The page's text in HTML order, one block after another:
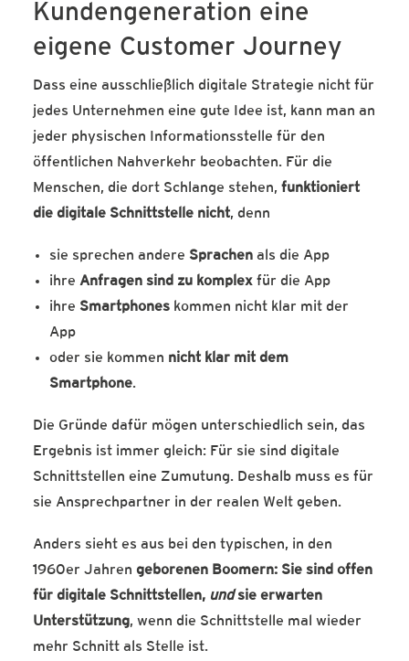
Kundengeneration eine
eigene Customer Journey
Dass eine ausschließlich digitale Strategie nicht für
jedes Unternehmen eine gute Idee ist, kann man an
jeder physischen Informationsstelle für den
öffentlichen Nahverkehr beobachten. Für die
Menschen, die dort Schlange stehen, funktioniert
die digitale Schnittstelle nicht, denn
sie sprechen andere Sprachen als die App
ihre Anfragen sind zu komplex für die App
ihre Smartphones kommen nicht klar mit der
App
oder sie kommen nicht klar mit dem
Smartphone.
Die Gründe dafür mögen unterschiedlich sein, das
Ergebnis ist immer gleich: Für sie sind digitale
Schnittstellen eine Zumutung. Deshalb muss es für
sie Ansprechpartner in der realen Welt geben.
Anders sieht es aus bei den typischen, in den
1960er Jahren geborenen Boomern: Sie sind offen
für digitale Schnittstellen, undsie erwarten
Unterstützung, wenn die Schnittstelle mal wieder
mehr Schnitt als Stelle ist.